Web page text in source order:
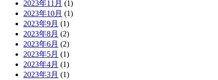
2023年11月 (1)
2023年10月 (1)
2023年9月 (1)
2023年8月 (2)
2023年6月 (2)
2023年5月 (1)
2023年4月 (1)
2023年3月 (1)